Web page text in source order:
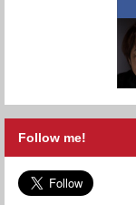
Follow me!